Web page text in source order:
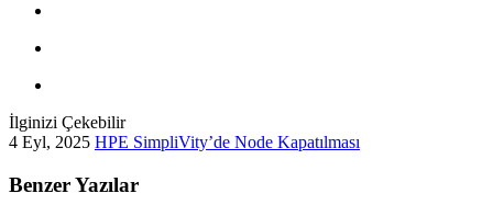
İlginizi Çekebilir
4 Eyl, 2025 HPE SimpliVity’de Node Kapatılması
Benzer Yazılar